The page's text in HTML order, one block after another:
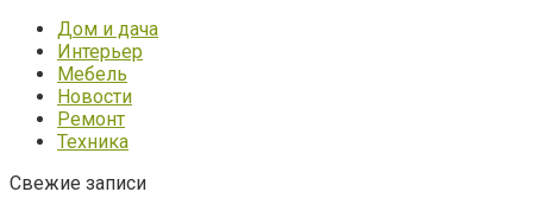
Дом и дача
Интерьер
Мебель
Новости
Ремонт
Техника
Свежие записи